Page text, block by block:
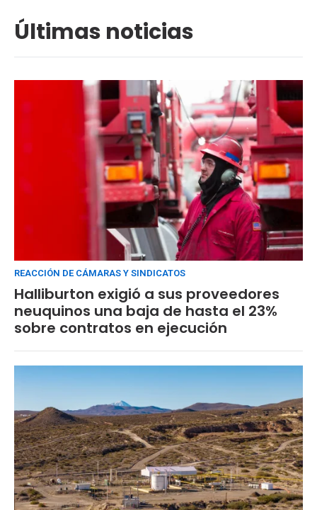
Últimas noticias
REACCIÓN DE CÁMARAS Y SINDICATOS
Halliburton exigió a sus proveedores
neuquinos una baja de hasta el 23%
sobre contratos en ejecución